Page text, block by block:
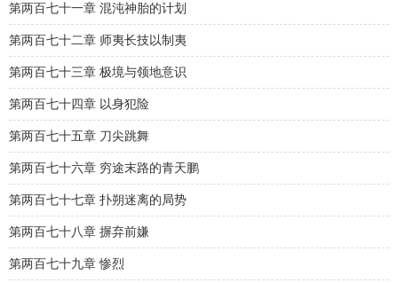
第两百七十一章 混沌神胎的计划
第两百七十二章 师夷长技以制夷
第两百七十三章 极境与领地意识
第两百七十四章 以身犯险
第两百七十五章 刀尖跳舞
第两百七十六章 穷途末路的青天鹏
第两百七十七章 扑朔迷离的局势
第两百七十八章 摒弃前嫌
第两百七十九章 惨烈